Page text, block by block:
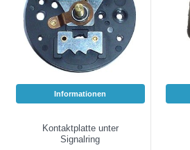
Informationen
Kontaktplatte unter
Signalring